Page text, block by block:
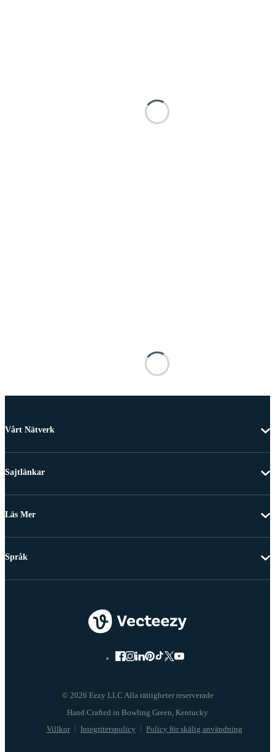
Vårt Nätverk
Sajtlänkar
Läs Mer
© 2026 Eezy LLC Alla rättigheter reserverade
Villkor Integritetspolicy Policy för skälig användning
Språk